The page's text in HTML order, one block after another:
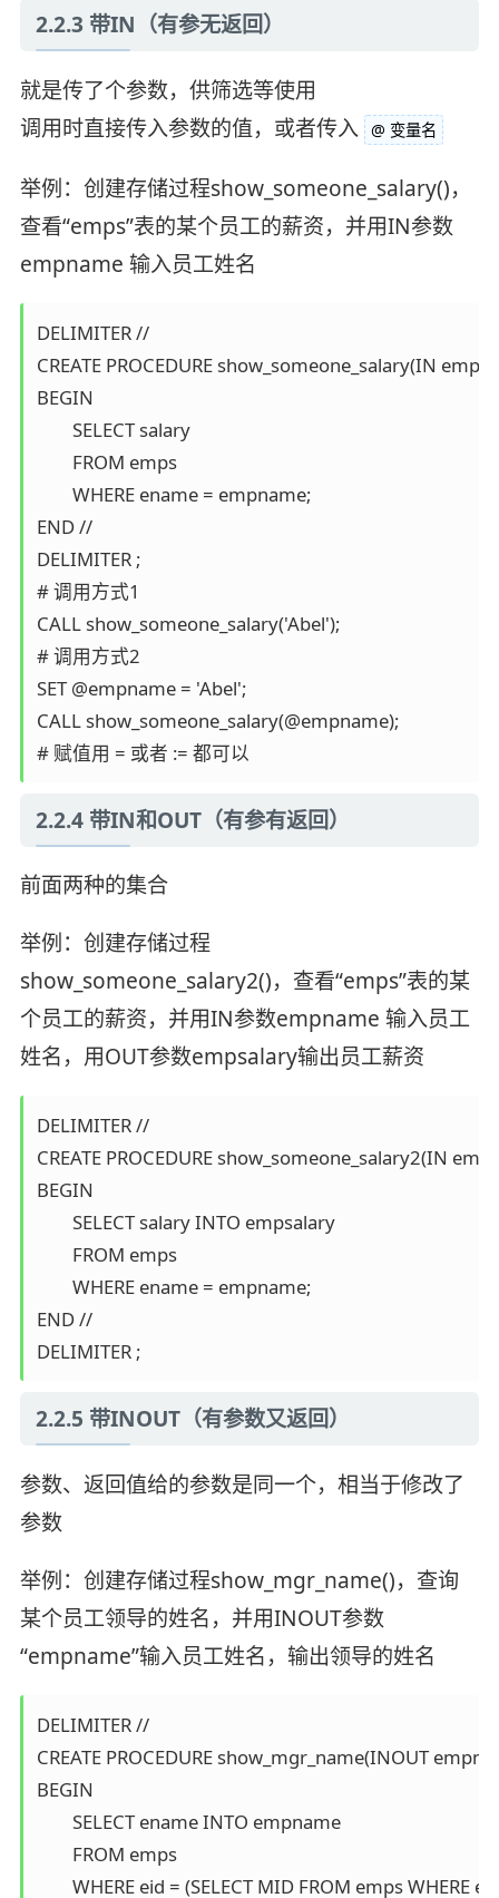
2.2.3 带IN（有参无返回）
就是传了个参数，供筛选等使用
调用时直接传入参数的值，或者传入 @ 变量名
举例：创建存储过程show_someone_salary()，
查看“emps”表的某个员工的薪资，并用IN参数
empname 输入员工姓名
DELIMITER //
CREATE PROCEDURE show_someone_salary(IN
BEGIN
END //
DELIMITER ;
# 调用方式1
CALL show_someone_salary('Abel');
# 调用方式2
SET @empname = 'Abel';
CALL show_someone_salary(@empname);
# 赋值用 = 或者 := 都可以
2.2.4 带IN和OUT（有参有返回）
前面两种的集合
举例：创建存储过程
show_someone_salary2()，查看“emps”表的某
个员工的薪资，并用IN参数empname 输入员工
姓名，用OUT参数empsalary输出员工薪资
DELIMITER //
CREATE PROCEDURE show_someone_salary2(IN
BEGIN
END //
DELIMITER ;
2.2.5 带INOUT（有参数又返回）
参数、返回值给的参数是同一个，相当于修改了
参数
举例：创建存储过程show_mgr_name()，查询
某个员工领导的姓名，并用INOUT参数
“empname”输入员工姓名，输出领导的姓名
DELIMITER //
CREATE PROCEDURE show_mgr_name(INOUT
BEGIN